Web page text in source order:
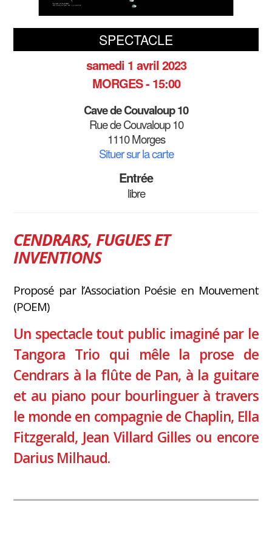
SPECTACLE
samedi 1 avril 2023
MORGES - 15:00
Cave de Couvaloup 10
Rue de Couvaloup 10
1110 Morges
Situer sur la carte
Entrée
libre
CENDRARS, FUGUES ET
INVENTIONS
Proposé par l’Association Poésie en Mouvement
(POEM)
Un spectacle tout public imaginé par le
Tangora Trio qui mêle la prose de
Cendrars à la flûte de Pan, à la guitare
et au piano pour bourlinguer à travers
le monde en compagnie de Chaplin, Ella
Fitzgerald, Jean Villard Gilles ou encore
Darius Milhaud.